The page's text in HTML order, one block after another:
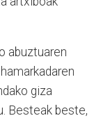
abuztuaren
giza
Besteak beste,